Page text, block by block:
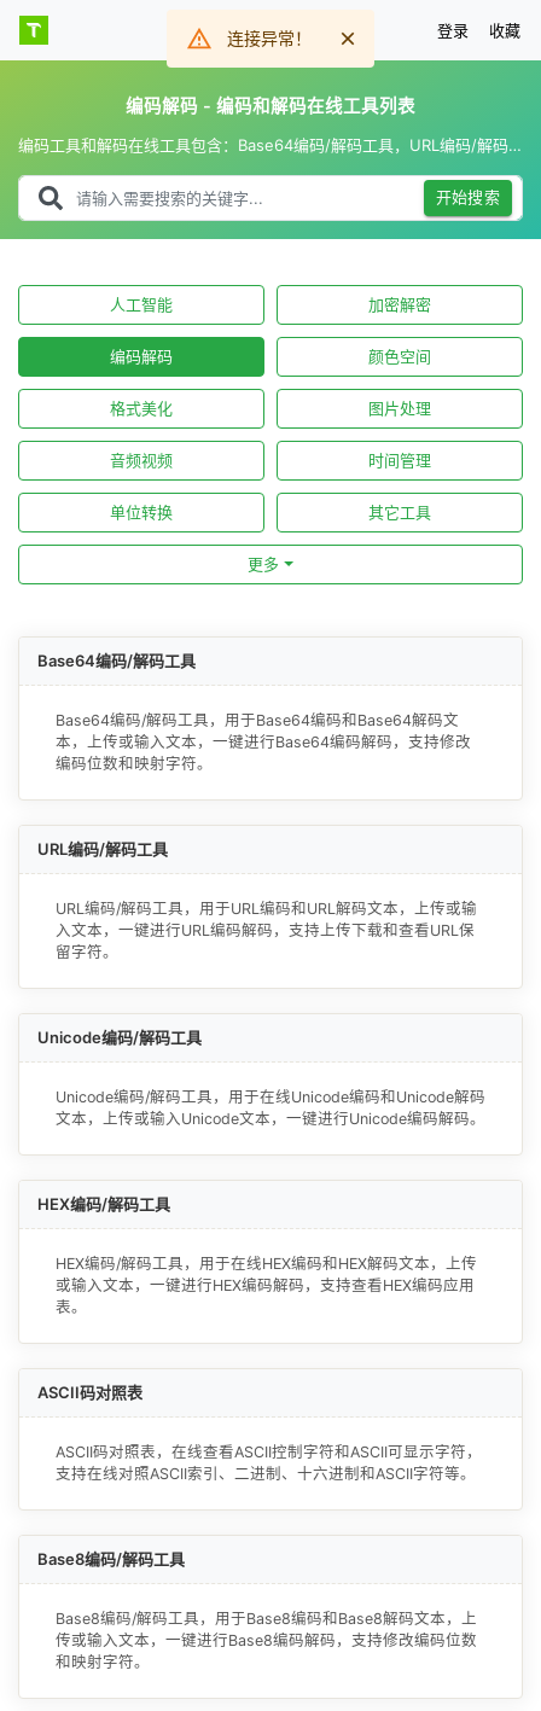
登录 收藏
编码解码 - 编码和解码在线工具列表
编码工具和解码在线工具包含：Base64编码/解码工具，URL编码/解码工具，Unicode编码/解码工具，HEX编码/解码工具等。
开始搜索
人工智能 加密解密
编码解码 颜色空间
格式美化 图片处理
音频视频 时间管理
单位转换 其它工具
更多
Base64编码/解码工具
Base64编码/解码工具，用于Base64编码和Base64解码文
本，上传或输入文本，一键进行Base64编码解码，支持修改
编码位数和映射字符。
URL编码/解码工具
URL编码/解码工具，用于URL编码和URL解码文本，上传或输
入文本，一键进行URL编码解码，支持上传下载和查看URL保
留字符。
Unicode编码/解码工具
Unicode编码/解码工具，用于在线Unicode编码和Unicode解码
文本，上传或输入Unicode文本，一键进行Unicode编码解码。
HEX编码/解码工具
HEX编码/解码工具，用于在线HEX编码和HEX解码文本，上传
或输入文本，一键进行HEX编码解码，支持查看HEX编码应用
表。
ASCII码对照表
ASCII码对照表，在线查看ASCII控制字符和ASCII可显示字符，
支持在线对照ASCII索引、二进制、十六进制和ASCII字符等。
Base8编码/解码工具
Base8编码/解码工具，用于Base8编码和Base8解码文本，上
传或输入文本，一键进行Base8编码解码，支持修改编码位数
和映射字符。
连接异常！